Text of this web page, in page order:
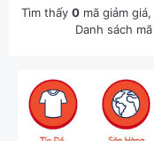
Tìm thấy 0 mã giảm
Danh sách